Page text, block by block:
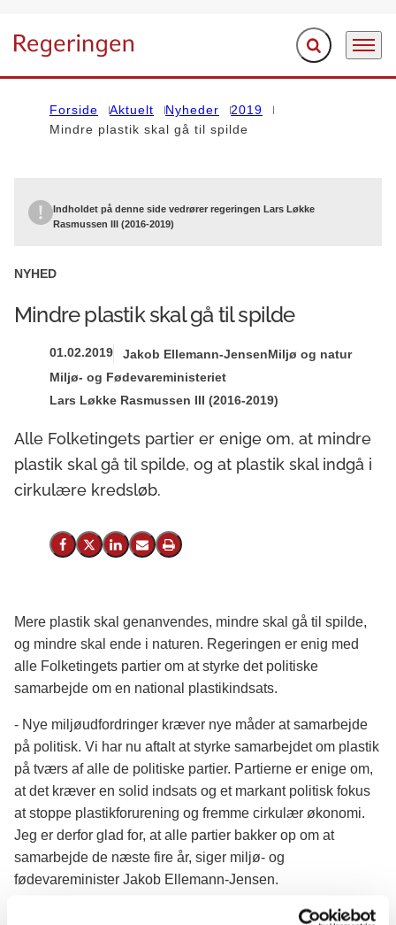
Gå til forsiden Fold søgefelt ud
Menu
Forside Aktuelt Nyheder
2019
Mindre plastik skal gå til spilde
Indholdet på denne side vedrører regeringen Lars Løkke
Rasmussen III (2016-2019)
NYHED
Mindre plastik skal gå til spilde
01.02.2019 Jakob Ellemann-JensenMiljø og natur
Miljø- og Fødevareministeriet
Lars Løkke Rasmussen III (2016-2019)
Alle Folketingets partier er enige om, at mindre
plastik skal gå til spilde, og at plastik skal indgå i
cirkulære kredsløb.
Del på Facebook
Del på X (Twitter)
Del på LinkedIn
Send email
Print
Mere plastik skal genanvendes, mindre skal gå til spilde,
og mindre skal ende i naturen. Regeringen er enig med
alle Folketingets partier om at styrke det politiske
samarbejde om en national plastikindsats.
- Nye miljøudfordringer kræver nye måder at samarbejde
på politisk. Vi har nu aftalt at styrke samarbejdet om plastik
på tværs af alle de politiske partier. Partierne er enige om,
at det kræver en solid indsats og et markant politisk fokus
at stoppe plastikforurening og fremme cirkulær økonomi.
Jeg er derfor glad for, at alle partier bakker op om at
samarbejde de næste fire år, siger miljø- og
fødevareminister Jakob Ellemann-Jensen.
Regeringen præsenterede sin plastikhandlingsplan